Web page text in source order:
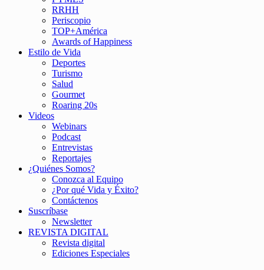
RRHH
Periscopio
TOP+América
Awards of Happiness
Estilo de Vida
Deportes
Turismo
Salud
Gourmet
Roaring 20s
Videos
Webinars
Podcast
Entrevistas
Reportajes
¿Quiénes Somos?
Conozca al Equipo
¿Por qué Vida y Éxito?
Contáctenos
Suscríbase
Newsletter
REVISTA DIGITAL
Revista digital
Ediciones Especiales